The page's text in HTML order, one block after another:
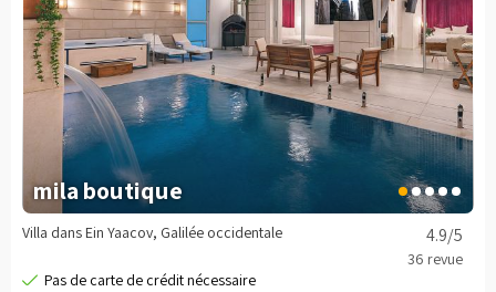
mila boutique
4.9/5
Villa dans Ein Yaacov, Galilée occidentale